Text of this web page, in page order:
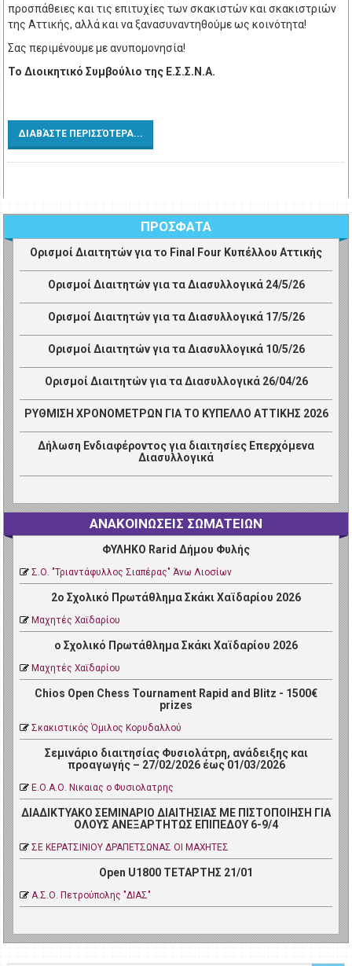
προσπάθειες και τις επιτυχίες των σκακιστών και σκακιστριών
της Αττικής, αλλά και να ξανασυναντηθούμε ως κοινότητα!
Σας περιμένουμε με ανυπομονησία!
Το Διοικητικό Συμβούλιο της Ε.Σ.Σ.Ν.Α.
ΔΙΑΒΆΣΤΕ ΠΕΡΙΣΣΌΤΕΡΑ...
ΠΡΟΣΦΑΤΑ
Ορισμοί Διαιτητών για το Final Four Κυπέλλου Αττικής
Ορισμοί Διαιτητών για τα Διασυλλογικά 24/5/26
Ορισμοί Διαιτητών για τα Διασυλλογικά 17/5/26
Ορισμοί Διαιτητών για τα Διασυλλογικά 10/5/26
Ορισμοί Διαιτητών για τα Διασυλλογικά 26/04/26
ΡΥΘΜΙΣΗ ΧΡΟΝΟΜΕΤΡΩΝ ΓΙΑ ΤΟ ΚΥΠΕΛΛΟ ΑΤΤΙΚΗΣ 2026
Δήλωση Ενδιαφέροντος για διαιτησίες Επερχόμενα
Διασυλλογικά
ΑΝΑΚΟΙΝΩΣΕΙΣ ΣΩΜΑΤΕΙΩΝ
ΦΥΛΗΚΟ Rarid Δήμου Φυλής
Σ.Ο. "Τριαντάφυλλος Σιαπέρας" Άνω Λιοσίων
2ο Σχολικό Πρωτάθλημα Σκάκι Χαϊδαρίου 2026
Μαχητές Χαϊδαρίου
ο Σχολικό Πρωτάθλημα Σκάκι Χαϊδαρίου 2026
Μαχητές Χαϊδαρίου
Chios Open Chess Tournament Rapid and Blitz - 1500€
prizes
Σκακιστικός Όμιλος Κορυδαλλού
Σεμινάριο διαιτησίας Φυσιολάτρη, ανάδειξης και
προαγωγής – 27/02/2026 έως 01/03/2026
Ε.Ο.Α.Ο. Νικαιας ο Φυσιολατρης
ΔΙΑΔΙΚΤΥΑΚΟ ΣΕΜΙΝΑΡΙΟ ΔΙΑΙΤΗΣΙΑΣ ΜΕ ΠΙΣΤΟΠΟΙΗΣΗ ΓΙΑ
ΟΛΟΥΣ ΑΝΕΞΑΡΤΗΤΩΣ ΕΠΙΠΕΔΟΥ 6-9/4
ΣΕ ΚΕΡΑΤΣΙΝΙΟΥ ΔΡΑΠΕΤΣΩΝΑΣ ΟΙ ΜΑΧΗΤΕΣ
Open U1800 ΤΕΤΑΡΤΗΣ 21/01
Α.Σ.Ο. Πετρoύπολης "ΔΙΑΣ"